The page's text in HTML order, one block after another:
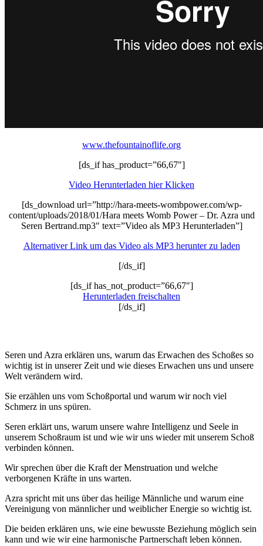
www.thefountainoflife.org
[ds_if has_product=”66,67″]
Video Herunterladen hier Klicken
[ds_download url=”http://hara-meets-wombpower.com/wp-
content/uploads/2018/01/Hara meets Womb Power – Dr. Azra und
Seren Bertrand.mp3″ text=”Video als MP3 Herunterladen”]
Alternativer Link um das Video als MP3 herunter zu laden
[/ds_if]
[ds_if has_not_product=”66,67″]
Herunterladen freischalten
[/ds_if]
Seren und Azra erklären uns, warum das Erwachen des Schoßes so
wichtig ist in unserer Zeit und wie dieses Erwachen uns und unsere
Welt verändern wird.
Sie erzählen uns vom Schoßportal und warum wir noch viel
Schmerz in uns spüren.
Seren erklärt uns, warum unsere wahre Intelligenz und Seele in
unserem Schoßraum ist und wie wir uns wieder mit unserem Schoß
verbinden können.
Wir sprechen über die Kraft der Menstruation und welche
verborgenen Kräfte in uns warten.
Azra spricht mit uns über das heilige Männliche und warum eine
Vereinigung von männlicher und weiblicher Energie so wichtig ist.
Die beiden erklären uns, wie eine bewusste Beziehung möglich sein
kann und wie wir eine harmonische Partnerschaft leben können.